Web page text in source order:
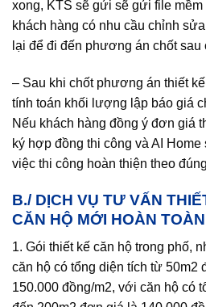
xong, KTS sẽ gửi sẽ gửi file mềm
khách hàng có nhu cầu chỉnh
lại để đi đến phương án chốt sau
– Sau khi chốt phương án thiết
tính toán khối lượng lập báo giá
Nếu khách hàng đồng ý đơn giá
ký hợp đồng thi công và AI
việc thi công hoàn thiện theo
B./ DỊCH VỤ TƯ VẤN
CĂN HỘ MỚI HOÀN TOÀN
1. Gói thiết kế căn hộ trong phố,
căn hộ có tổng diện tích từ 50m2
150.000 đồng/m2, với căn hộ có